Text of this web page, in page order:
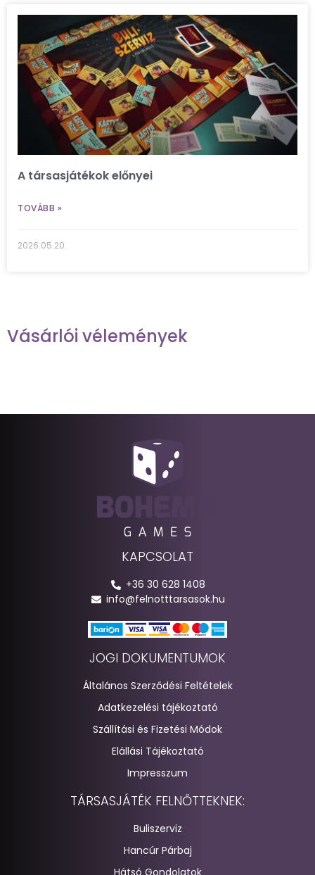
A társasjátékok előnyei
TOVÁBB »
2026.05.20.
Vásárlói vélemények
KAPCSOLAT
+36 30 628 1408
info@felnotttarsasok.hu
JOGI DOKUMENTUMOK
Általános Szerződési Feltételek
Adatkezelési tájékoztató
Szállítási és Fizetési Módok
Elállási Tájékoztató
Impresszum
TÁRSASJÁTÉK FELNŐTTEKNEK:
Buliszerviz
Hancúr Párbaj